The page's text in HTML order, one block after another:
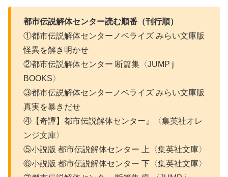
都市伝説解体センター読む順番（刊行順）
①都市伝説解体センターノベライズ みらい文庫版
怪異を解き明かせ
②都市伝説解体センター 断篇集〈JUMP j
BOOKS〉
③都市伝説解体センターノベライズ みらい文庫版
真実を暴きだせ
④【奇譚】都市伝説解体センター』〈集英社オレ
ンジ文庫〉
⑤小説版 都市伝説解体センター 上〈集英社文庫〉
⑥小説版 都市伝説解体センター 下〈集英社文庫〉